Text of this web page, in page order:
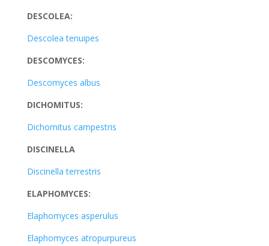
DESCOLEA:
Descolea tenuipes
DESCOMYCES:
Descomyces albus
DICHOMITUS:
Dichomitus campestris
DISCINELLA
Discinella terrestris
ELAPHOMYCES:
Elaphomyces asperulus
Elaphomyces atropurpureus